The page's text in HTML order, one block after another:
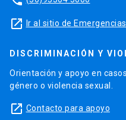
launch Ir al sitio de Emergencias
DISCRIMINACIÓN Y
Orientación y apoyo en
género o violencia sexual.
launch Contacto para apoyo